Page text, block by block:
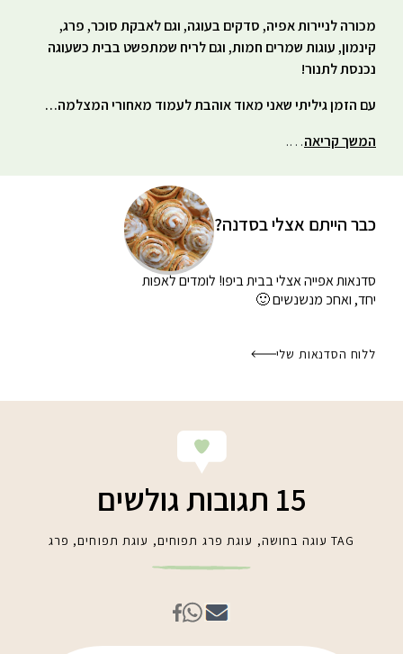
מכורה לניירות אפיה, סדקים בעוגה, וגם לאבקת סוכר, פרג,
קינמון, עוגות שמרים חמות, וגם לריח שמתפשט בבית כשעוגה
נכנסת לתנור!
עם הזמן גיליתי שאני מאוד אוהבת לעמוד מאחורי המצלמה…
המשך קריאה….
כבר הייתם אצלי בסדנה?
סדנאות אפייה אצלי בביתביפו! לומדים לאפות
יחד, ואחכ מנשנשים 🙂
ללוח הסדנאות שלי
15 תגובות גולשים
TAG עוגה בחושה, עוגת פרג תפוחים, עוגת תפוחים, פרג